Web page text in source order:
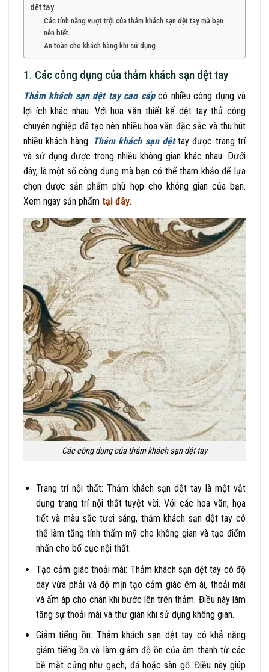
dệt tay
Các tính năng vượt trội của thảm khách sạn dệt tay mà bạn
nên biết.
An toàn cho khách hàng khi sử dụng
1. Các công dụng của thảm khách sạn dệt tay
Thảm khách sạn dệt tay cao cấpcó nhiều công dụng và
lợi ích khác nhau. Với hoa văn thiết kế dệt tay thủ công
chuyên nghiệp đã tạo nên nhiều hoa văn đặc sắc và thu hút
nhiều khách hàng. Thảm khách sạn dệt tay được trang trí
và sử dụng được trong nhiều không gian khác nhau. Dưới
đây, là một số công dụng mà bạn có thể tham khảo để lựa
chọn được sản phẩm phù hợp cho không gian của bạn.
Xem ngay sản phẩm tại đây.
Các công dụng của thảm khách sạn dệt tay
Trang trí nội thất: Thảm khách sạn dệt tay là một vật
dụng trang trí nội thất tuyệt vời. Với các hoa văn, họa
tiết và màu sắc tươi sáng, thảm khách sạn dệt tay có
thể làm tăng tính thẩm mỹ cho không gian và tạo điểm
nhấn cho bố cục nội thất.
Tạo cảm giác thoải mái: Thảm khách sạn dệt tay có độ
dày vừa phải và độ mịn tạo cảm giác êm ái, thoải mái
và ấm áp cho chân khi bước lên trên thảm. Điều này làm
tăng sự thoải mái và thư giãn khi sử dụng không gian.
Giảm tiếng ồn: Thảm khách sạn dệt tay có khả năng
giảm tiếng ồn và làm giảm độ ồn của âm thanh từ các
bề mặt cứng như gạch, đá hoặc sàn gỗ. Điều này giúp